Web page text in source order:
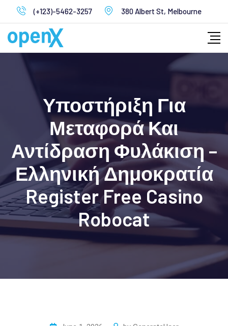
to
content
(+123)-5462-3257 380 Albert St, Melbourne
Υποστήριξη Για
Μεταφορά Και
Αντίδραση Φυλάκιση –
Ελληνική Δημοκρατία
Register Free Casino
Robocat